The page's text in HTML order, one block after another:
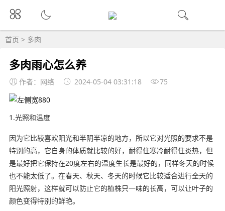
首页 > 多肉
多肉雨心怎么养
作者：网络 2024-05-04 03:31:18 75
1.光照和温度
因为它比较喜欢阳光和半阴半凉的地方，所以它对光照的要求不是
特别的高，它自身的体质就比较的好，耐得住寒冷耐得住炎热，但
是最好把它保持在20度左右的温度生长是最好的，同样冬天的时候
也不能太低了。在春天、秋天、冬天的时候它比较适合进行全天的
阳光照射，这样就可以防止它的植株只一味的长高，可以让叶子的
颜色变得特别的鲜艳。